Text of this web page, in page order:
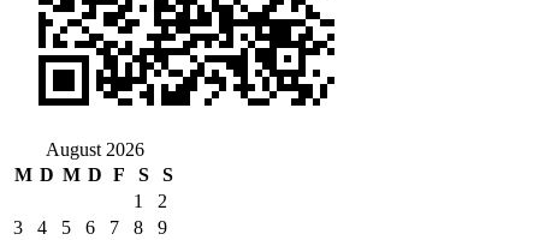
August 2026
M D M D F S
S
1
2
3
4 5 6 7 8
9